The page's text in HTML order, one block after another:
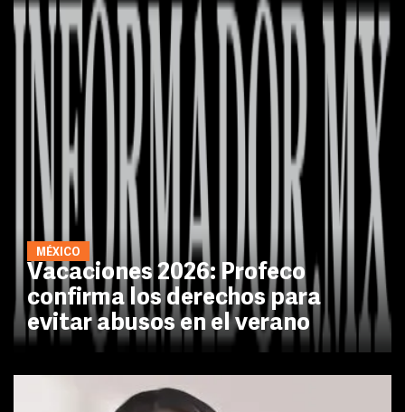
MÉXICO
Vacaciones 2026: Profeco
confirma los derechos para
evitar abusos en el verano